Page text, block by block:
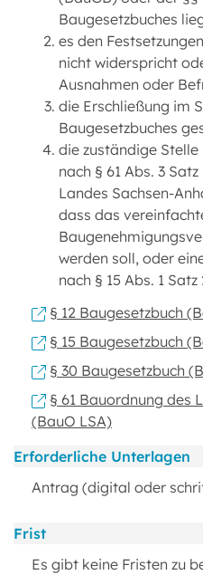
Baugesetzbuches
es den
nicht widerspricht
Ausnahmen oder
die Erschließung im
Baugesetzbuches
die zuständige
nach § 61 Abs. 3
Landes Sachsen-
dass das
werden soll, oder
nach § 15 Abs. 1
§ 12 Baugesetzbuch
§ 15 Baugesetzbuch
§ 30 Baugesetzbuch
§ 61 Bauordnung des
(BauO LSA)
Erforderliche Unterlagen
Antrag (digital oder
Frist
Es gibt keine Fristen zu